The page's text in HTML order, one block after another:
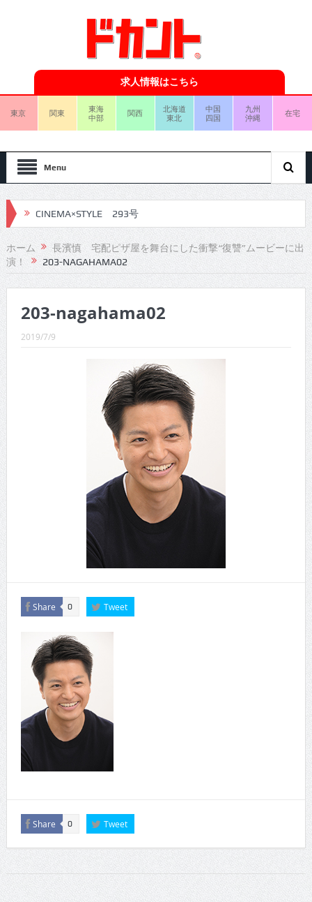
求人情報はこちら
東京 関東
東海
中部
関西
北海道
東北
中国
四国
九州
沖縄
在宅
Menu
CINEMA×STYLE 293号
CINEMA×STYLE 292号
CINEMA×STYLE 291号
CINEMA×STYLE 289号
CINEMA×STYLE 287号
CINEMA×STYLE 286号
CINEMA×STYLE 285号
CINEMA×STYLE 294号
ホーム
長濱慎 宅配ピザ屋を舞台にした衝撃“復讐”ムービーに出
演！
203-NAGAHAMA02
203-nagahama02
2019/7/9
Share 0 Tweet
Share 0 Tweet